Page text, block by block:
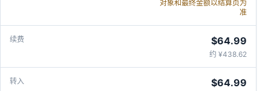
对象和最终金额以结算页为
准
$64.99
约 ¥438.62
$64.99